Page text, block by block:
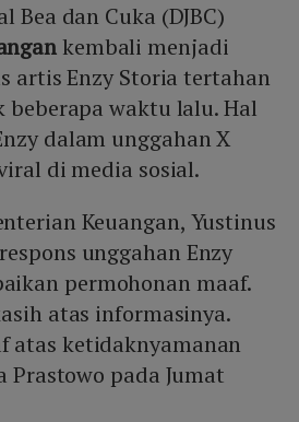
Bea dan Cuka (DJBC)
kembali menjadi
artis Enzy Storia tertahan
beberapa waktu lalu. Hal
dalam unggahan X
di media sosial.
Keuangan, Yustinus
unggahan Enzy
permohonan maaf.
atas informasinya.
atas ketidaknyamanan
pada Jumat